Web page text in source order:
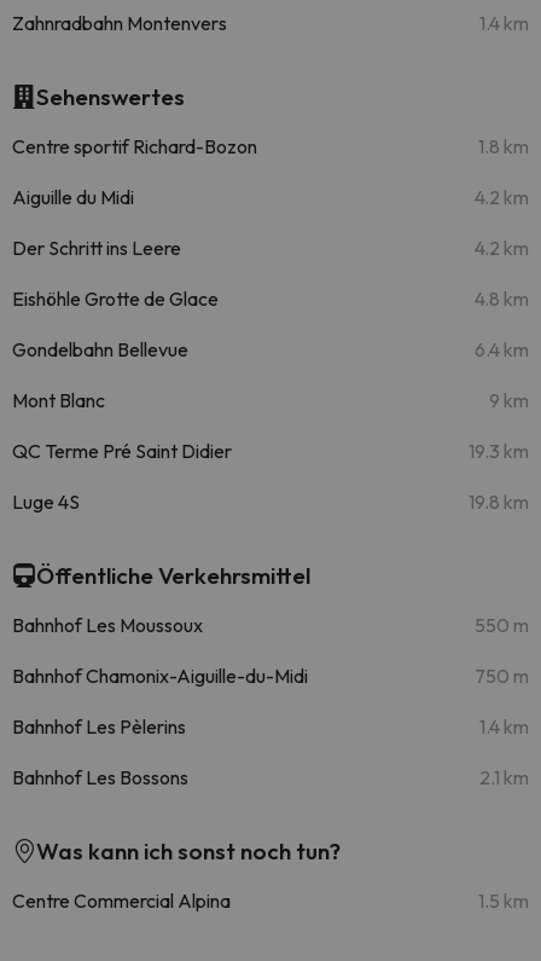
Zahnradbahn Montenvers 1.4 km
Sehenswertes
Centre sportif Richard-Bozon 1.8 km
Aiguille du Midi 4.2 km
Der Schritt ins Leere 4.2 km
Eishöhle Grotte de Glace 4.8 km
Gondelbahn Bellevue 6.4 km
Mont Blanc 9 km
QC Terme Pré Saint Didier 19.3 km
Luge 4S 19.8 km
Öffentliche Verkehrsmittel
Bahnhof Les Moussoux 550 m
Bahnhof Chamonix-Aiguille-du-Midi 750 m
Bahnhof Les Pèlerins 1.4 km
Bahnhof Les Bossons 2.1 km
Was kann ich sonst noch tun?
Centre Commercial Alpina 1.5 km